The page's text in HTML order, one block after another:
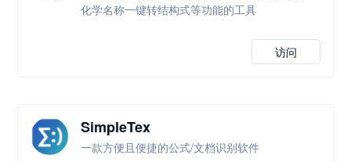
化学名称一键转结构式等功能的工具
访问
SimpleTex
一款方便且便捷的公式/文档识别软件